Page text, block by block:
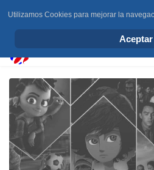
Utilizamos Cookies para mejorar la
Aceptar